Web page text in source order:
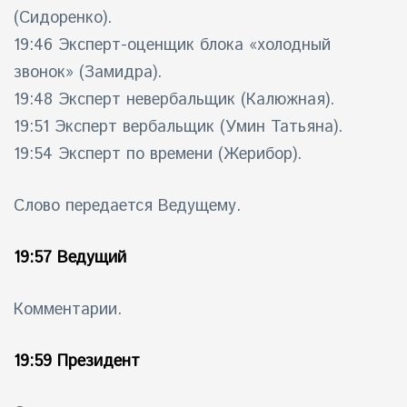
(Сидоренко).
19:46 Эксперт-оценщик блока «холодный
звонок» (Замидра).
19:48 Эксперт невербальщик (Калюжная).
19:51 Эксперт вербальщик (Умин Татьяна).
19:54 Эксперт по времени (Жерибор).
Слово передается Ведущему.
19:57 Ведущий
Комментарии.
19:59 Президент